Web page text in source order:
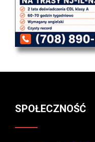
SPOŁECZNOŚĆ